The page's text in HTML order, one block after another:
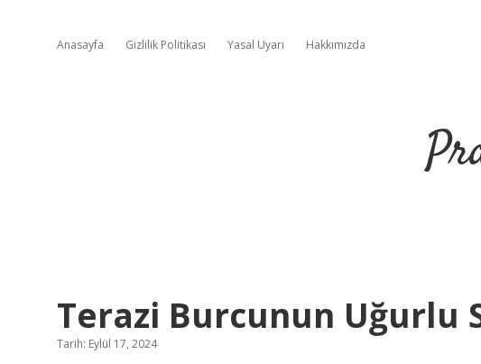
Anasayfa Gizlilik Politikası Yasal Uyarı Hakkımızda
Terazi Burcunun Uğurlu
Tarih: Eylül 17, 2024